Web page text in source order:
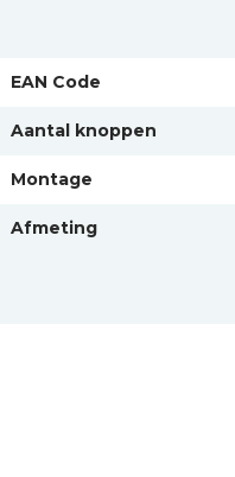
EAN Code
Aantal knoppen
Montage
Afmeting